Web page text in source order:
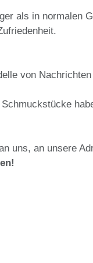
als in normalen
von
uns, an unsere